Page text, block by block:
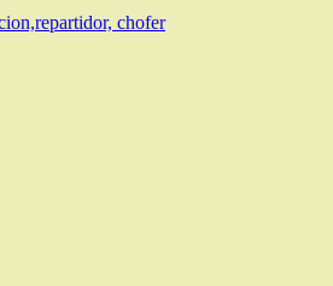
chofer